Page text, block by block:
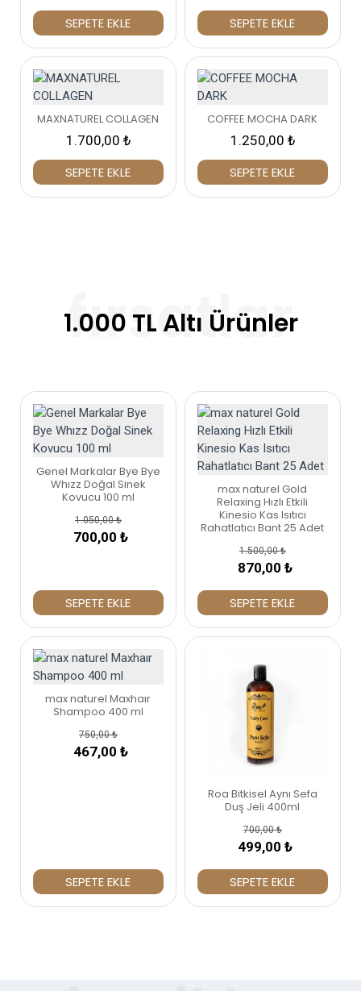
SEPETE EKLE SEPETE EKLE
MAXNATUREL COLLAGEN
1.700,00 ₺
SEPETE EKLE
COFFEE MOCHA DARK
1.250,00 ₺
SEPETE EKLE
1.000 TL Altı Ürünler
Genel Markalar Bye Bye
Whızz Doğal Sinek
Kovucu 100 ml
1.050,00 ₺
700,00 ₺
SEPETE EKLE
max naturel Gold
Relaxing Hızlı Etkili
Kinesio Kas Isıtıcı
Rahatlatıcı Bant 25 Adet
%42
1.500,00 ₺
870,00 ₺
SEPETE EKLE
max naturel Maxhaır
Shampoo 400 ml
750,00 ₺
467,00 ₺
SEPETE EKLE
Roa Bitkisel Aynı Sefa
Duş Jeli 400ml
%29
700,00 ₺
499,00 ₺
SEPETE EKLE